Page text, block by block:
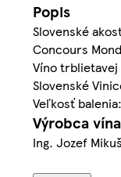
Popis
Slovenské
Concours
Víno trblietavej
Slovenské
Veľkosť
Výrobca vína
Ing. Jozef